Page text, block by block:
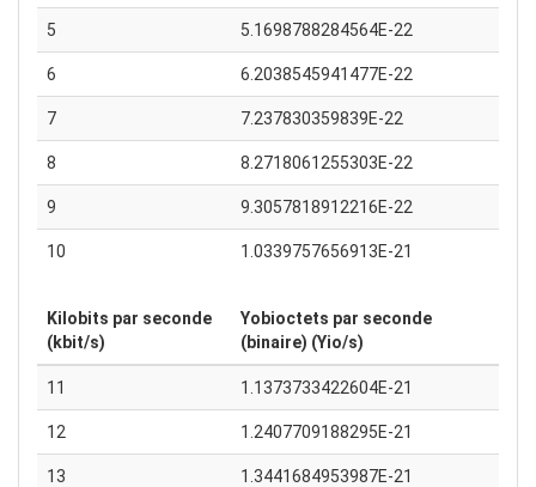
5 5.1698788284564E-22
6 6.2038545941477E-22
7 7.237830359839E-22
8 8.2718061255303E-22
9 9.3057818912216E-22
10 1.0339757656913E-21
Kilobits par seconde
(kbit/s)
Yobioctets par seconde
(binaire) (Yio/s)
11 1.1373733422604E-21
12 1.2407709188295E-21
13 1.3441684953987E-21